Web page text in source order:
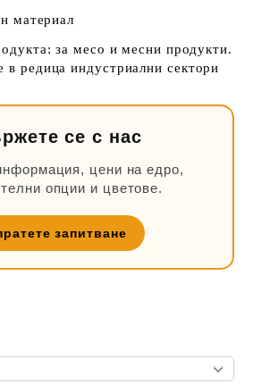
материал
за месо и месни продукти.
редица индустриални сектори
се с нас
цени на едро,
опции и цветове.
запитване